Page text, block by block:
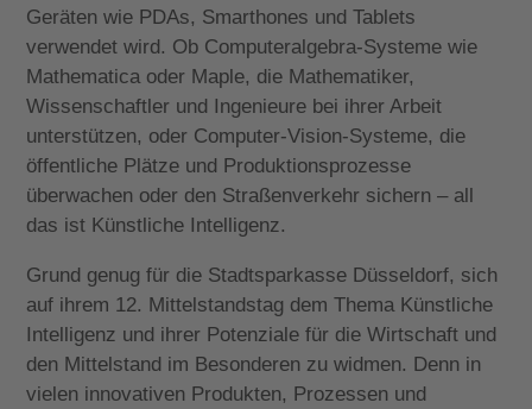
Geräten wie PDAs, Smarthones und Tablets
verwendet wird. Ob Computeralgebra-Systeme wie
Mathematica oder Maple, die Mathematiker,
Wissenschaftler und Ingenieure bei ihrer Arbeit
unterstützen, oder Computer-Vision-Systeme, die
öffentliche Plätze und Produktionsprozesse
überwachen oder den Straßenverkehr sichern – all
das ist Künstliche Intelligenz.
Grund genug für die Stadtsparkasse Düsseldorf, sich
auf ihrem 12. Mittelstandstag dem Thema Künstliche
Intelligenz und ihrer Potenziale für die Wirtschaft und
den Mittelstand im Besonderen zu widmen. Denn in
vielen innovativen Produkten, Prozessen und